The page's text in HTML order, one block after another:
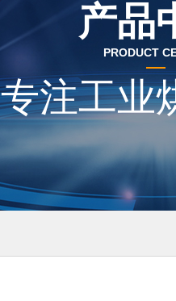
产品
PRODUCT
专注工业